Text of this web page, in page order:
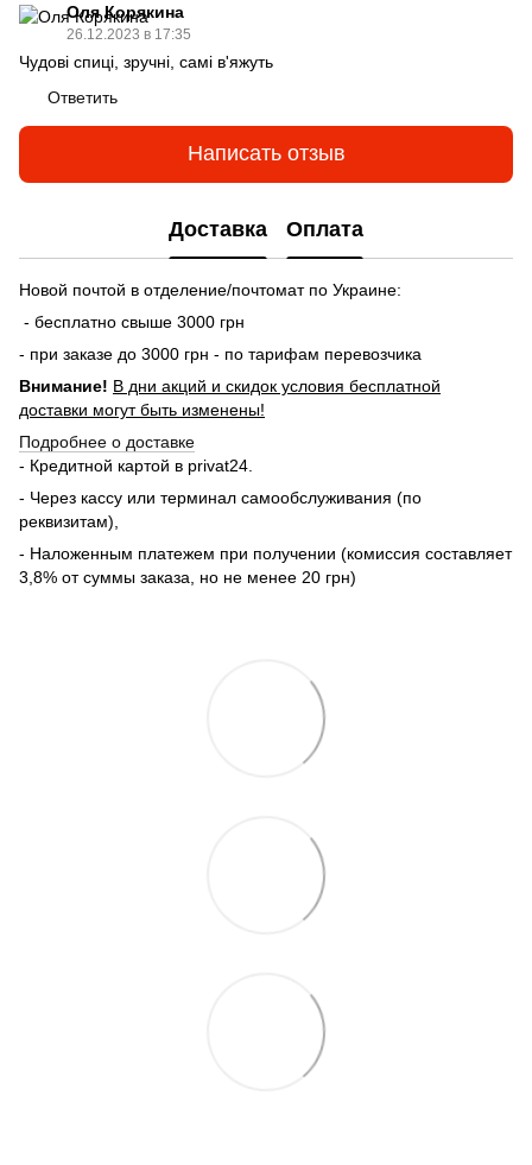
Оля Корякина
26.12.2023 в 17:35
Чудові спиці, зручні, самі в'яжуть
Ответить
Написать отзыв
Доставка Оплата
Новой почтой в отделение/почтомат по Украине:
- бесплатно свыше 3000 грн
- при заказе до 3000 грн - по тарифам перевозчика
Внимание! В дни акций и скидок условия бесплатной
доставки могут быть изменены!
Подробнее о доставке
- Кредитной картой в privat24.
- Через кассу или терминал самообслуживания (по
реквизитам),
- Наложенным платежем при получении (комиссия составляет
3,8% от суммы заказа, но не менее 20 грн)